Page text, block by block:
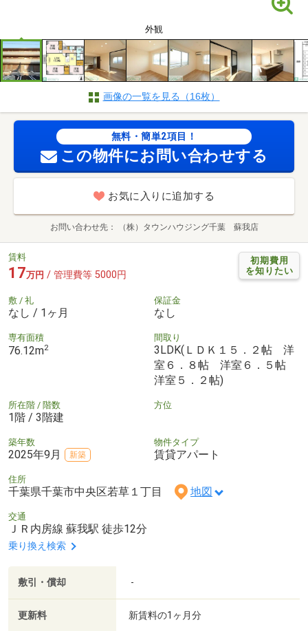
外観
画像の一覧を見る（16枚）
無料・簡単2項目！
この物件にお問い合わせする
お気に入りに追加する
お問い合わせ先 （株）タウンハウジング千葉 蘇我店
初期費用
を知りたい
賃料
17万円 / 管理費等 5000円
敷 / 礼
なし / 1ヶ月
保証金
なし
専有面積
76.12m2
間取り
3LDK(ＬＤＫ１５．２帖 洋
室６．８帖 洋室６．５帖
洋室５．２帖)
所在階 / 階数
1階 / 3階建
方位
築年数
2025年9月 新築
物件タイプ
賃貸アパート
住所
千葉県千葉市中央区若草１丁目 地図
交通
ＪＲ内房線 蘇我駅 徒歩12分
乗り換え検索
敷引・償却 -
更新料 新賃料の1ヶ月分